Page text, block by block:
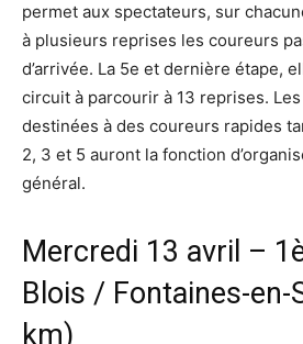
permet aux spectateurs, sur
à plusieurs reprises les coureurs
d’arrivée. La 5e et dernière étape,
circuit à parcourir à 13 reprises.
destinées à des coureurs rapides
2, 3 et 5 auront la fonction
général.
Mercredi 13 avril –
Blois / Fontaines-en-
km)